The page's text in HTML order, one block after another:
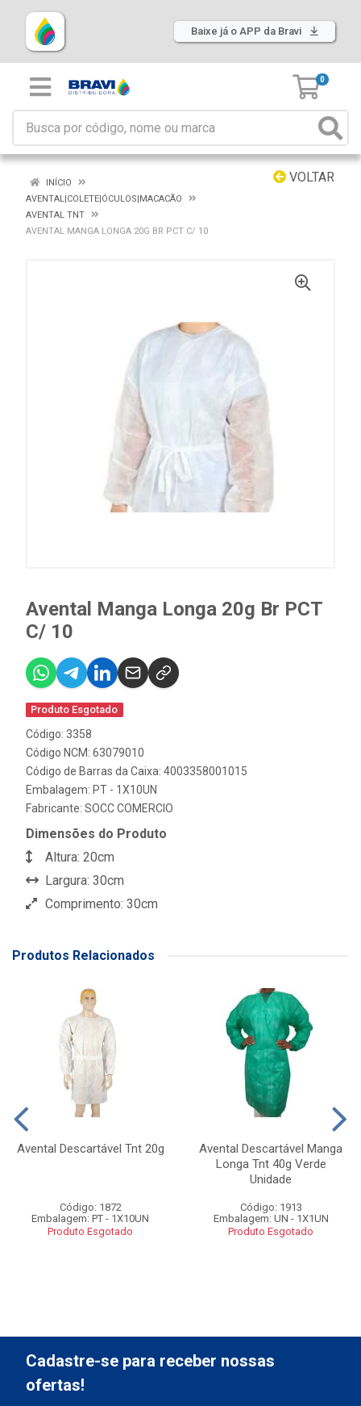
Baixe já o APP da Bravi
0
VOLTAR
INÍCIO
AVENTAL|COLETE|ÓCULOS|MACACÃO
AVENTAL TNT
AVENTAL MANGA LONGA 20G BR PCT C/ 10
Avental Manga Longa 20g Br PCT
C/ 10
Produto Esgotado
Código: 3358
Código NCM: 63079010
Código de Barras da Caixa: 4003358001015
Embalagem: PT - 1X10UN
Fabricante: SOCC COMERCIO
Dimensões do Produto
Altura: 20cm
Largura: 30cm
Comprimento: 30cm
Produtos Relacionados
Avental Descartável Tnt 20g
Código: 1872
Embalagem: PT - 1X10UN
Produto Esgotado
Avental Descartável Manga
Longa Tnt 40g Verde
Unidade
Código: 1913
Embalagem: UN - 1X1UN
Produto Esgotado
Cadastre-se para receber nossas
ofertas!